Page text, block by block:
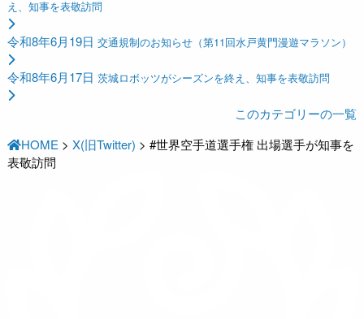
え、知事を表敬訪問
令和8年6月19日 交通規制のお知らせ（第11回水戸黄門漫遊マラソン）
令和8年6月17日 茨城ロボッツがシーズンを終え、知事を表敬訪問
このカテゴリーの一覧
HOME >X(旧Twitter) >#世界空手道選手権 出場選手が知事を
表敬訪問